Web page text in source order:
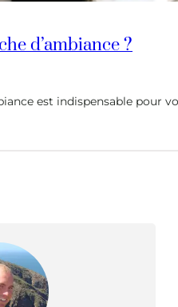
d’ambiance ?
est indispensable pour